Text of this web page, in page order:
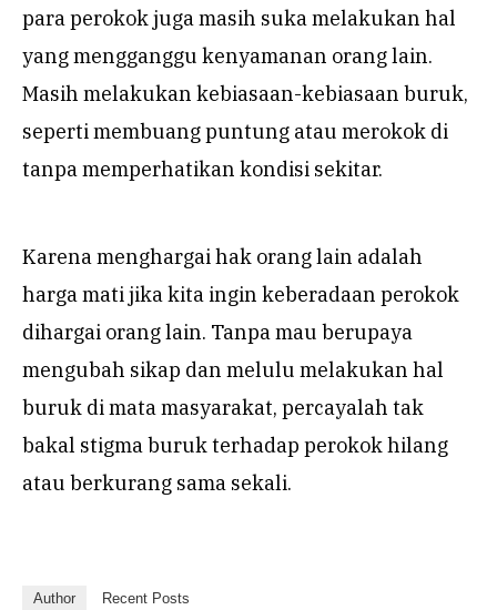
para perokok juga masih suka melakukan hal
yang mengganggu kenyamanan orang lain.
Masih melakukan kebiasaan-kebiasaan buruk,
seperti membuang puntung atau merokok di
tanpa memperhatikan kondisi sekitar.
Karena menghargai hak orang lain adalah
harga mati jika kita ingin keberadaan perokok
dihargai orang lain. Tanpa mau berupaya
mengubah sikap dan melulu melakukan hal
buruk di mata masyarakat, percayalah tak
bakal stigma buruk terhadap perokok hilang
atau berkurang sama sekali.
Author Recent Posts